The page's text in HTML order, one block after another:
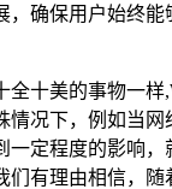
，确保用户始终能
全十美的事物一样
情况下，例如当网
一定程度的影响，
们有理由相信，随